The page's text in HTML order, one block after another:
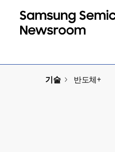
기술 > 반도체+